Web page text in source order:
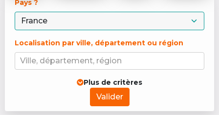
Pays ?
Localisation par ville, département ou région
Ville, département, région
Plus de critères
Valider